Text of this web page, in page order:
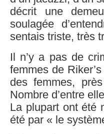
décrit une
soulagée
sentais triste, très
Il n’y a pas de
femmes de
des femmes,
Nombre d’entre
La plupart ont été
été par « le